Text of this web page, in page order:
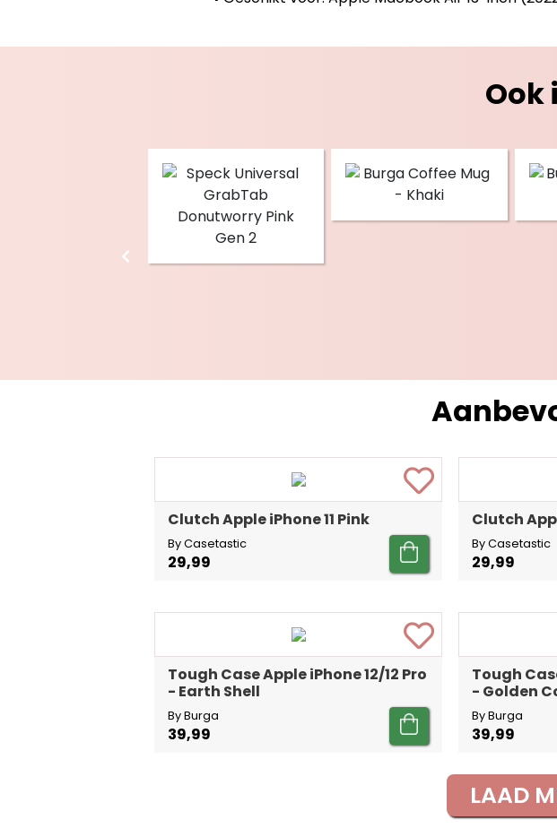
Ook
Clutch Apple iPhone 11 Pink
By Casetastic
29,99
Clutch
By Casetastic
29,99
Tough Case Apple iPhone 12/12 Pro
- Earth Shell
By Burga
39,99
Tough
- Golden
By Burga
39,99
LAAD